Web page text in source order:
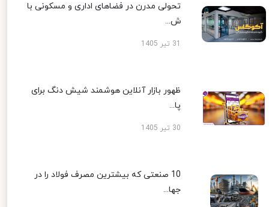
تحولی مدرن در فضاهای اداری و مسکونی با
ش...
ظهور بازار آنلاین هوشمند شیش دنگ برای
پا...
30 تیر 1405
10 صنعتی که بیشترین مصرف فولاد را در
جها...